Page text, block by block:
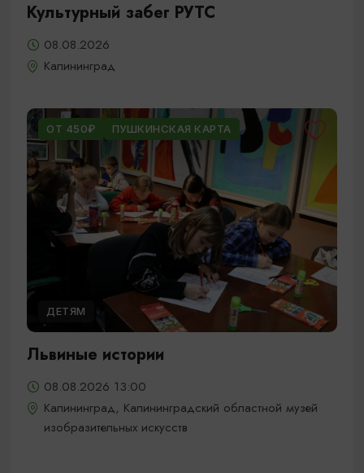
Культурный забег РУТС
08.08.2026
Калининград
ОТ 450₽ ПУШКИНСКАЯ КАРТА
ДЕТЯМ
Львиные истории
08.08.2026 13:00
Калининград, Калининградский областной музей
изобразительных искусств